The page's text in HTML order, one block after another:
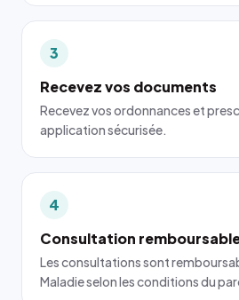
3
Recevez vos documents
Recevez vos ordonnances et
application sécurisée.
4
Consultation
Les consultations sont
Maladie selon les conditions du